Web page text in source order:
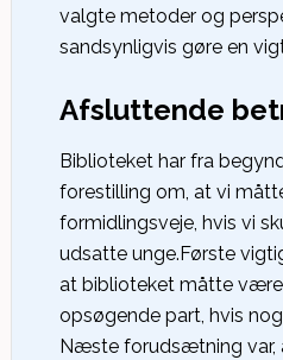
valgte metoder og
sandsynligvis gøre en
Afsluttende
Biblioteket har fra
forestilling om, at vi
formidlingsveje, hvis vi
udsatte unge.Første
at biblioteket måtte
opsøgende part, hvis
Næste forudsætning var,